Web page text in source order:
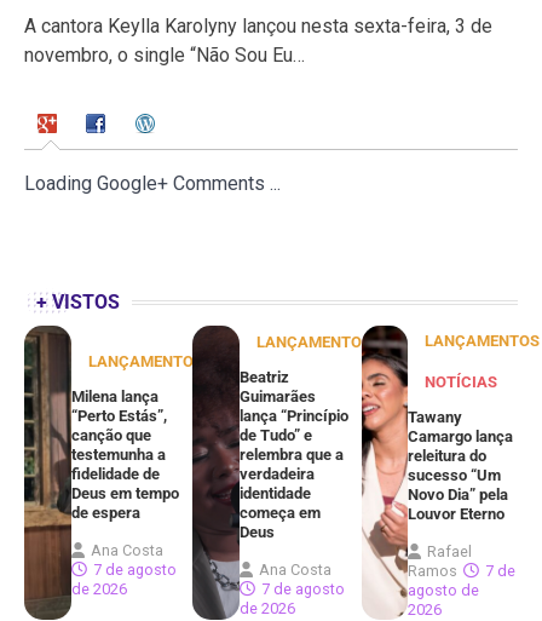
A cantora Keylla Karolyny lançou nesta sexta-feira, 3 de
novembro, o single “Não Sou Eu…
Loading Google+ Comments ...
+ VISTOS
LANÇAMENTOS
Milena lança
“Perto Estás”,
canção que
testemunha a
fidelidade de
Deus em tempo
de espera
Ana Costa
7 de agosto
de 2026
LANÇAMENTOS
Beatriz
Guimarães
lança “Princípio
de Tudo” e
relembra que a
verdadeira
identidade
começa em
Deus
Ana Costa
7 de agosto
de 2026
LANÇAMENTOS
NOTÍCIAS
Tawany
Camargo lança
releitura do
sucesso “Um
Novo Dia” pela
Louvor Eterno
Rafael
Ramos
7 de
agosto de
2026